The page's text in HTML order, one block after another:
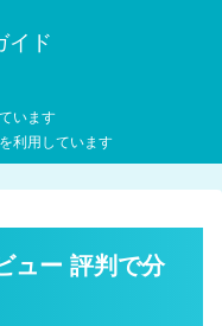
イド
います
利用しています
ュー 評判で分